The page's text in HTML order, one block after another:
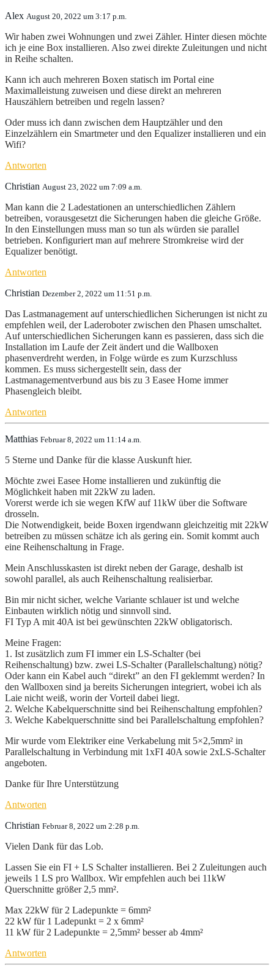
Alex August 20, 2022 um 3:17 p.m.
Wir haben zwei Wohnungen und zwei Zähler. Hinter diesen möchte
ich je eine Box installieren. Also zwei direkte Zuleitungen und nicht
in Reihe schalten.
Kann ich auch mehreren Boxen statisch im Portal eine
Maximalleistung zuweisen und diese direkt an mehreren
Hauszählern betreiben und regeln lassen?
Oder muss ich dann zwischen dem Hauptzähler und den
Einzelzählern ein Smartmeter und den Equalizer installieren und ein
Wifi?
Antworten
Christian August 23, 2022 um 7:09 a.m.
Man kann die 2 Ladestationen an unterschiedlichen Zählern
betreiben, vorausgesetzt die Sicherungen haben die gleiche Größe.
In den Einstellungen muss man so tun als würden sie parallel
betrieben. Konfiguriert man auf mehrere Stromkreise wird der
Equalizer benötigt.
Antworten
Christian Dezember 2, 2022 um 11:51 p.m.
Das Lastmanagement auf unterschiedlichen Sicherungen ist nicht zu
empfehlen weil, der Laderoboter zwischen den Phasen umschaltet.
Auf unterschiedlichen Sicherungen kann es passieren, dass sich die
Installation im Laufe der Zeit ändert und die Wallboxen
phasenverdreht werden, in Folge würde es zum Kurzschluss
kommen. Es muss sichergestellt sein, dass der
Lastmanagementverbund aus bis zu 3 Easee Home immer
Phasengleich bleibt.
Antworten
Matthias Februar 8, 2022 um 11:14 a.m.
5 Sterne und Danke für die klasse Auskunft hier.
Möchte zwei Easee Home installieren und zukünftig die
Möglichkeit haben mit 22kW zu laden.
Vorerst werde ich sie wegen KfW auf 11kW über die Software
drosseln.
Die Notwendigkeit, beide Boxen irgendwann gleichzeitig mit 22kW
betreiben zu müssen schätze ich als gering ein. Somit kommt auch
eine Reihenschaltung in Frage.
Mein Anschlusskasten ist direkt neben der Garage, deshalb ist
sowohl parallel, als auch Reihenschaltung realisierbar.
Bin mir nicht sicher, welche Variante schlauer ist und welche
Einbauten wirklich nötig und sinnvoll sind.
FI Typ A mit 40A ist bei gewünschten 22kW obligatorisch.
Meine Fragen:
1. Ist zusätzlich zum FI immer ein LS-Schalter (bei
Reihenschaltung) bzw. zwei LS-Schalter (Parallelschaltung) nötig?
Oder kann ein Kabel auch “direkt” an den FI geklemmt werden? In
den Wallboxen sind ja bereits Sicherungen integriert, wobei ich als
Laie nicht weiß, worin der Vorteil dabei liegt.
2. Welche Kabelquerschnitte sind bei Reihenschaltung empfohlen?
3. Welche Kabelquerschnitte sind bei Parallelschaltung empfohlen?
Mir wurde vom Elektriker eine Verkabelung mit 5×2,5mm² in
Parallelschaltung in Verbindung mit 1xFI 40A sowie 2xLS-Schalter
angeboten.
Danke für Ihre Unterstützung
Antworten
Christian Februar 8, 2022 um 2:28 p.m.
Vielen Dank für das Lob.
Lassen Sie ein FI + LS Schalter installieren. Bei 2 Zuleitungen auch
jeweils 1 LS pro Wallbox. Wir empfehlen auch bei 11kW
Querschnitte größer 2,5 mm².
Max 22kW für 2 Ladepunkte = 6mm²
22 kW für 1 Ladepunkt = 2 x 6mm²
11 kW für 2 Ladepunkte = 2,5mm² besser ab 4mm²
Antworten